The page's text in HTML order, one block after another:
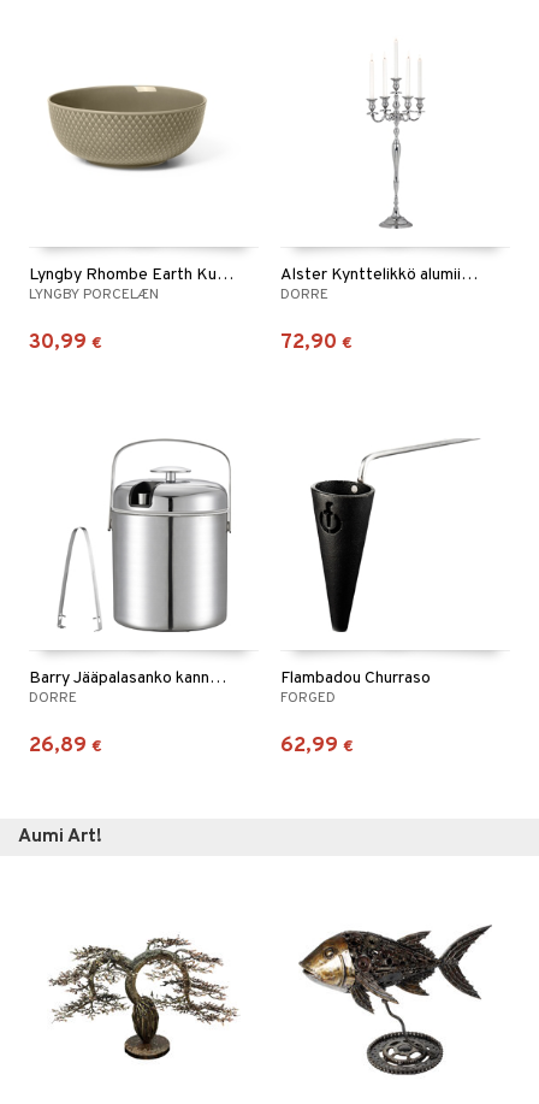
Lyngby Rhombe Earth Kulho 15,5 cm
LYNGBY PORCELÆN
30,99 €
Alster Kynttelikkö alumiinia 5-haarainen.
DORRE
72,90 €
Barry Jääpalasanko kannella, termo
DORRE
26,89 €
Flambadou Churraso
FORGED
62,99 €
Aumi Art!